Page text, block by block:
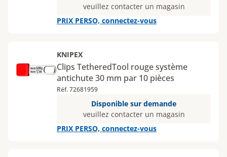
veuillez contacter un magasin
PRIX PERSO, connectez-vous
KNIPEX
Clips TetheredTool rouge système
antichute 30 mm par 10 pièces
Réf. 72681959
Disponible sur demande
veuillez contacter un magasin
PRIX PERSO, connectez-vous